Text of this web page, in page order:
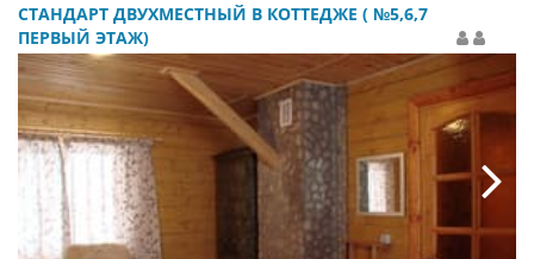
СТАНДАРТ ДВУХМЕСТНЫЙ В КОТТЕДЖЕ ( №5,6,7
ПЕРВЫЙ ЭТАЖ)